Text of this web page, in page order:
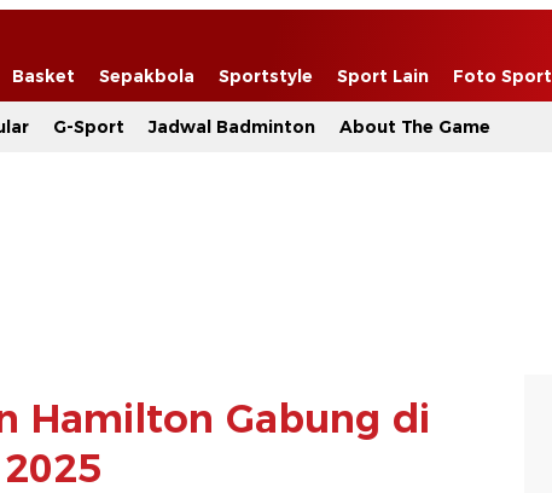
Basket Sepakbola Sportstyle Sport Lain Foto Sport
G-Sport Jadwal Badminton About The Game
Hamilton Gabung di
2025